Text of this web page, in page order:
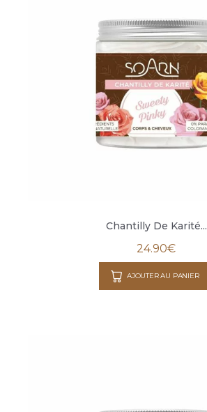
Chantilly De Karité...
24.90€
AJOUTER AU PANIER